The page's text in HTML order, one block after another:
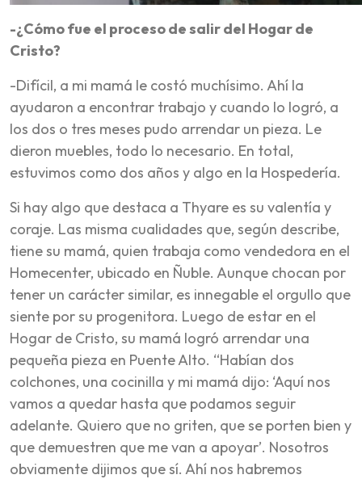
-¿Cómo fue el proceso de salir del Hogar de
Cristo?
-Difícil, a mi mamá le costó muchísimo. Ahí la
ayudaron a encontrar trabajo y cuando lo logró, a
los dos o tres meses pudo arrendar un pieza. Le
dieron muebles, todo lo necesario. En total,
estuvimos como dos años y algo en la Hospedería.
Si hay algo que destaca a Thyare es su valentía y
coraje. Las misma cualidades que, según describe,
tiene su mamá, quien trabaja como vendedora en el
Homecenter, ubicado en Ñuble. Aunque chocan por
tener un carácter similar, es innegable el orgullo que
siente por su progenitora. Luego de estar en el
Hogar de Cristo, su mamá logró arrendar una
pequeña pieza en Puente Alto. “Habían dos
colchones, una cocinilla y mi mamá dijo: ‘Aquí nos
vamos a quedar hasta que podamos seguir
adelante. Quiero que no griten, que se porten bien y
que demuestren que me van a apoyar’. Nosotros
obviamente dijimos que sí. Ahí nos habremos